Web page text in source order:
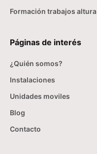
Formación trabajos altura
Páginas de interés
¿Quién somos?
Instalaciones
Unidades moviles
Blog
Contacto